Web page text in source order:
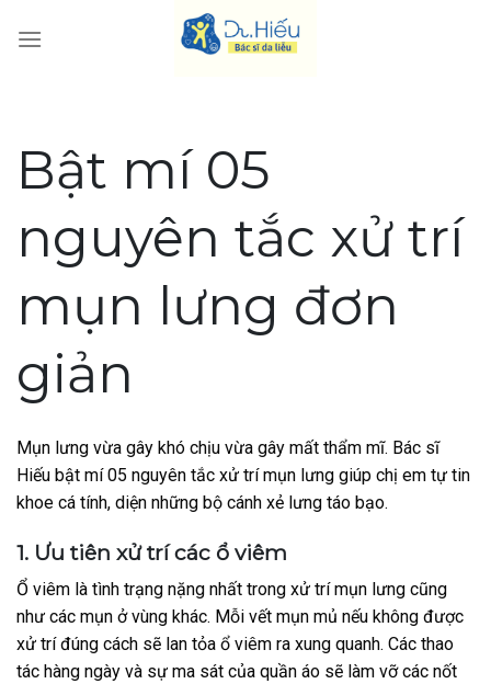
Bật mí 05
nguyên tắc xử trí
mụn lưng đơn
giản
Mụn lưng vừa gây khó chịu vừa gây mất thẩm mĩ. Bác sĩ
Hiếu bật mí 05 nguyên tắc xử trí mụn lưng giúp chị em tự tin
khoe cá tính, diện những bộ cánh xẻ lưng táo bạo.
1. Ưu tiên xử trí các ổ viêm
Ổ viêm là tình trạng nặng nhất trong xử trí mụn lưng cũng
như các mụn ở vùng khác. Mỗi vết mụn mủ nếu không được
xử trí đúng cách sẽ lan tỏa ổ viêm ra xung quanh. Các thao
tác hàng ngày và sự ma sát của quần áo sẽ làm vỡ các nốt